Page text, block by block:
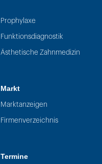
Prophylaxe
Funktionsdiagnostik
Ästhetische Zahnmedizin
Markt
Marktanzeigen
Firmenverzeichnis
Termine